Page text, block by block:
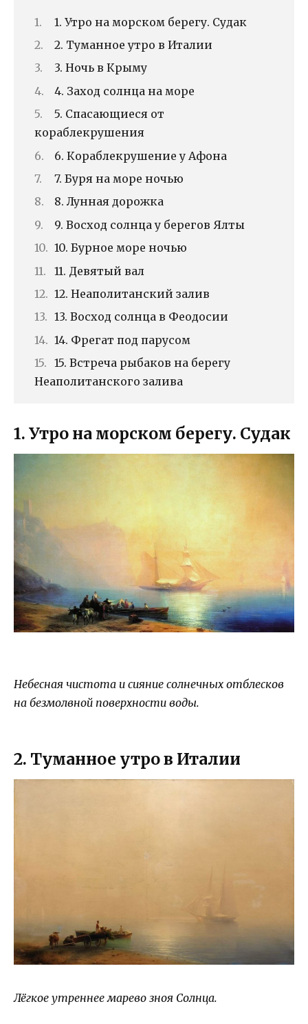
1. Утро на морском берегу. Судак
2. Туманное утро в Италии
3. Ночь в Крыму
4. Заход солнца на море
5. Спасающиеся от
кораблекрушения
6. Кораблекрушение у Афона
7. Буря на море ночью
8. Лунная дорожка
9. Восход солнца у берегов Ялты
10. Бурное море ночью
11. Девятый вал
12. Неаполитанский залив
13. Восход солнца в Феодосии
14. Фрегат под парусом
15. Встреча рыбаков на берегу
Неаполитанского залива
1. Утро на морском берегу. Судак
Небесная чистота и сияние солнечных отблесков
на безмолвной поверхности воды.
2. Туманное утро в Италии
Лёгкое утреннее марево зноя Солнца.